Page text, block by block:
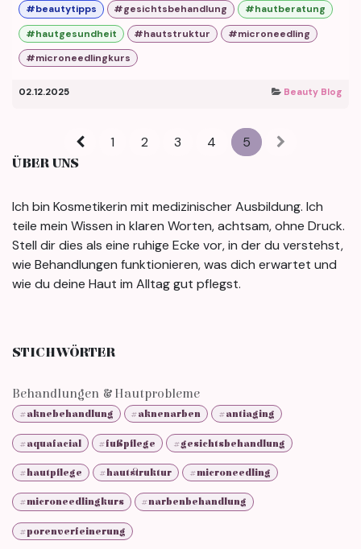
#beautytipps #gesichtsbehandlung
#hautberatung
#hautgesundheit
#hautstruktur
#microneedling
#microneedlingkurs
02.12.2025 Beauty Blog
1 2 3 4 5
ÜBER UNS
Ich bin Kosmetikerin mit medizinischer Ausbildung. Ich
teile mein Wissen in klaren Worten, achtsam, ohne Druck.
Stell dir dies als eine ruhige Ecke vor, in der du verstehst,
wie Behandlungen funktionieren, was dich erwartet und
wie du deine Haut im Alltag gut pflegst.
STICHWÖRTER
Behandlungen & Hautprobleme
#aknebehandlung #aknenarben #antiaging
#aquafacial #fußpflege #gesichtsbehandlung
#hautpflege #hautstruktur #microneedling
#microneedlingkurs #narbenbehandlung
#porenverfeinerung